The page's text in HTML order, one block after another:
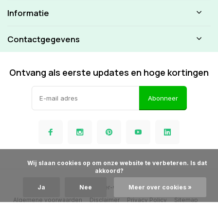
Informatie
Contactgegevens
Ontvang als eerste updates en hoge kortingen
Abonneer
Algemene voorwaarden Disclaimer Privacy Policy Sitemap
© Beamer-winkel.nl
akkoord?
Ja Nee Meer over cookies »